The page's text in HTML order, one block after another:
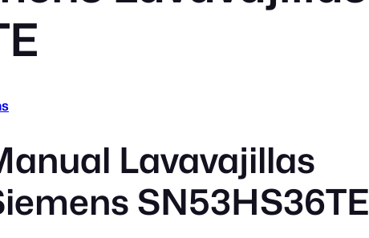
Lavavajillas
SN53HS36TE